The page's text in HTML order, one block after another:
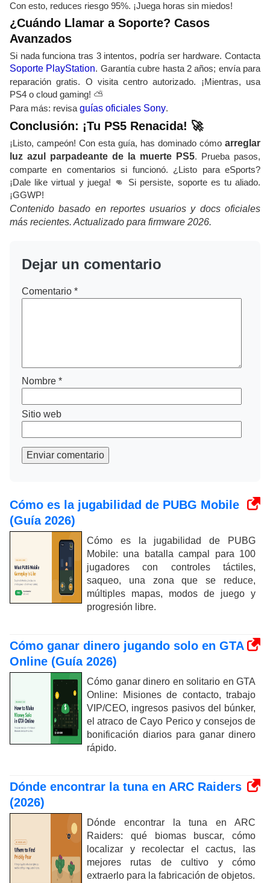
Con esto, reduces riesgo 95%. ¡Juega horas sin miedos!
¿Cuándo Llamar a Soporte? Casos
Avanzados
Si nada funciona tras 3 intentos, podría ser hardware. Contacta
Soporte PlayStation. Garantía cubre hasta 2 años; envía para
reparación gratis. O visita centro autorizado. ¡Mientras, usa
PS4 o cloud gaming! ⛅
Para más: revisa guías oficiales Sony.
Conclusión: ¡Tu PS5 Renacida! 🚀
¡Listo, campeón! Con esta guía, has dominado cómo arreglar
luz azul parpadeante de la muerte PS5. Prueba pasos,
comparte en comentarios si funcionó. ¿Listo para eSports?
¡Dale like virtual y juega! 👊 Si persiste, soporte es tu aliado.
¡GGWP!
Contenido basado en reportes usuarios y docs oficiales
más recientes. Actualizado para firmware 2026.
Dejar un comentario
Comentario *
Nombre *
Sitio web
Enviar comentario
Cómo es la jugabilidad de PUBG Mobile
(Guía 2026)
Cómo es la jugabilidad de PUBG
Mobile: una batalla campal para 100
jugadores con controles táctiles,
saqueo, una zona que se reduce,
múltiples mapas, modos de juego y
progresión libre.
Cómo ganar dinero jugando solo en GTA
Online (Guía 2026)
Cómo ganar dinero en solitario en GTA
Online: Misiones de contacto, trabajo
VIP/CEO, ingresos pasivos del búnker,
el atraco de Cayo Perico y consejos de
bonificación diarios para ganar dinero
rápido.
Dónde encontrar la tuna en ARC Raiders
(2026)
Dónde encontrar la tuna en ARC
Raiders: qué biomas buscar, cómo
localizar y recolectar el cactus, las
mejores rutas de cultivo y cómo
extraerlo para la fabricación de objetos.